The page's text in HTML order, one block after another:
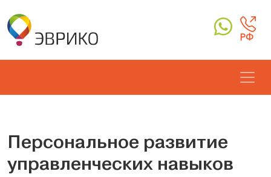
РФ
Персональное развитие
управленческих навыков